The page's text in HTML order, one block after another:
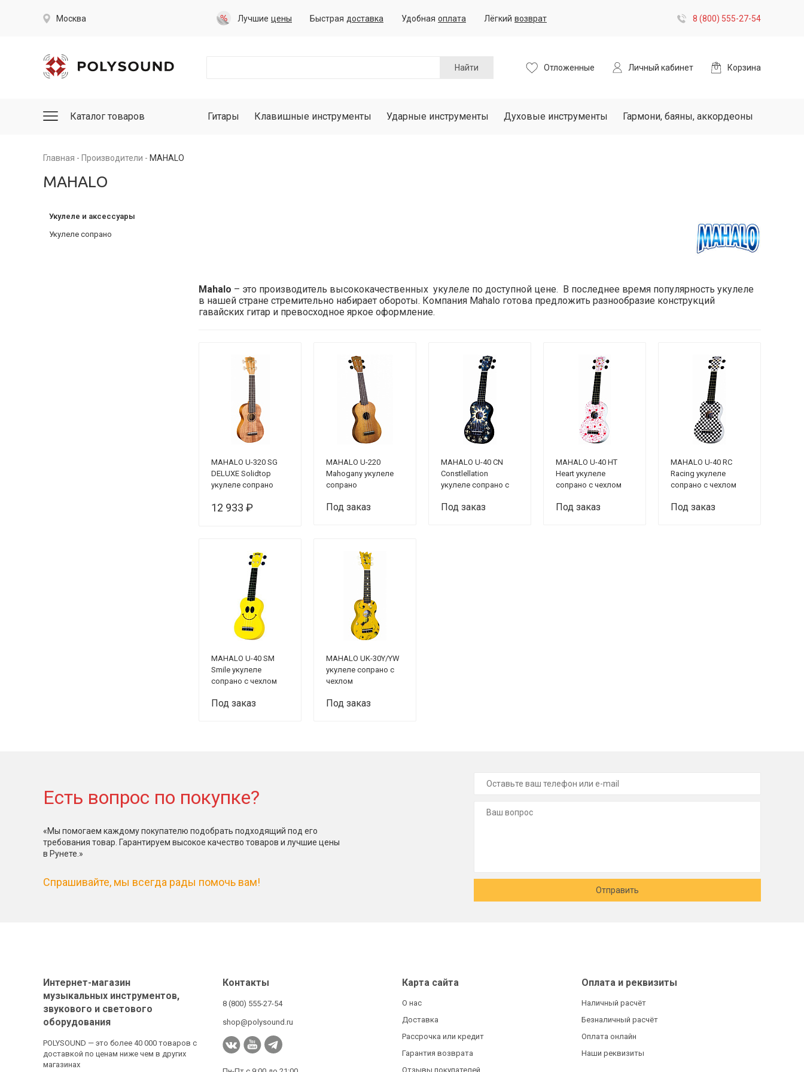
Москва Лучшие цены Быстрая доставка Удобная оплата Лёгкий возврат 8 (800) 555-27-54
Найти Отложенные Личный кабинет Корзина
Каталог товаров Гитары Клавишные инструменты Ударные инструменты Духовые инструменты Гармони, баяны, аккордеоны
Главная Производители MAHALO
MAHALO
Укулеле и аксессуары
Укулеле сопрано
Mahalo – это производитель высококачественных укулеле по доступной цене. В последнее время популярность укулеле
в нашей стране стремительно набирает обороты. Компания Mahalo готова предложить разнообразие конструкций
гавайских гитар и превосходное яркое оформление.
MAHALO U-320 SG
DELUXE Solidtop
укулеле сопрано
12 933 ₽
MAHALO U-220
Mahogany укулеле
сопрано
Под заказ
MAHALO U-40 CN
Constlellation
укулеле сопрано с
Под заказ
MAHALO U-40 HT
Heart укулеле
сопрано с чехлом
Под заказ
MAHALO U-40 RC
Racing укулеле
сопрано с чехлом
Под заказ
MAHALO U-40 SM
Smile укулеле
сопрано с чехлом
Под заказ
MAHALO UK-30Y/YW
укулеле сопрано с
чехлом
Под заказ
Есть вопрос по покупке?
«Мы помогаем каждому покупателю подобрать подходящий под его
требования товар. Гарантируем высокое качество товаров и лучшие цены
в Рунете.»
Спрашивайте, мы всегда рады помочь вам!
Отправить
Интернет-магазин
музыкальных инструментов,
звукового и светового
оборудования
POLYSOUND — это более 40 000 товаров с
доставкой по ценам ниже чем в других
магазинах
Контакты
8 (800) 555-27-54
shop@polysound.ru
Карта сайта
О нас
Доставка
Рассрочка или кредит
Гарантия возврата
Отзывы покупателей
Оплата и реквизиты
Наличный расчёт
Безналичный расчёт
Оплата онлайн
Наши реквизиты